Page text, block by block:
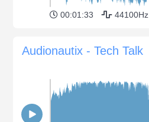
00:01:33 44100Hz
Audionautix - Tech Talk